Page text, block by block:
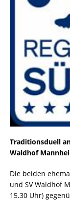
Traditionsduell
Waldhof
Die beiden
und SV Waldhof
15.30 Uhr)